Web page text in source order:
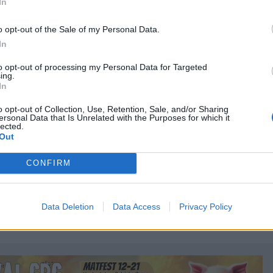
opt-out of the Sale of my Personal Data.
opt-out of processing my Personal Data for Targeted
opt-out of Collection, Use, Retention, Sale, and/or Sharing
Data that Is Unrelated with the Purposes for which it
CONFIRM
Data Deletion Data Access Privacy Policy
på
NYHET
sparken